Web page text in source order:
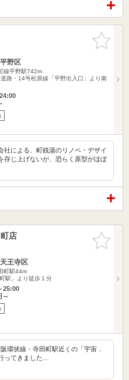
お気に入
りに追加
野区
線平野駅742m
道路・14号松原線「平野出入口」より南
社による、町銭湯のリノベ・デザイ
存じ上げないが、恐らく原型がほぼ
お気に入
りに追加
店
王寺区
町駅44m
駅」より徒歩１分
25:00
～
環状線・寺田町駅近くの「宇宙．
ってきました…